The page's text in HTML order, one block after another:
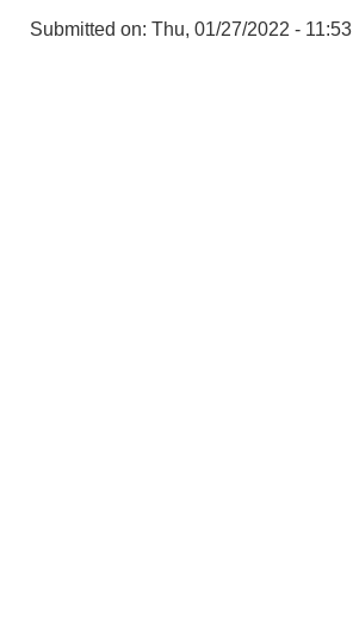
Submitted on: Thu, 01/27/2022 - 11:53